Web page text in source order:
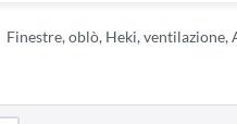
Finestre, oblò, Heki, ventilazione,